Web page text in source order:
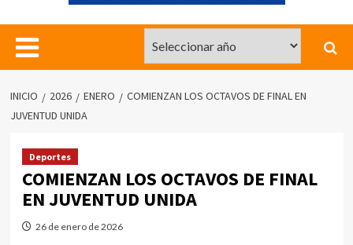
INICIO 2026 ENERO
COMIENZAN LOS OCTAVOS DE FINAL EN
JUVENTUD UNIDA
Deportes
COMIENZAN LOS OCTAVOS DE FINAL
EN JUVENTUD UNIDA
26 de enero de 2026